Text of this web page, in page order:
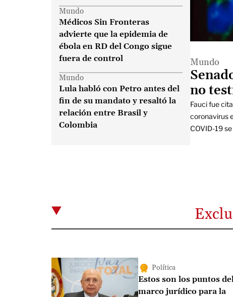
Mundo
Médicos Sin Fronteras
advierte que la epidemia de
ébola en RD del Congo sigue
fuera de control
Mundo
Lula habló con Petro antes del
fin de su mandato y resaltó la
relación entre Brasil y
Colombia
Mundo
no
Fauci fue
coronavirus
COVID-19
Política
Estos son los puntos
marco jurídico para la